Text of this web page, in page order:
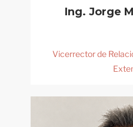
Ing. Jorge
Vicerrector de